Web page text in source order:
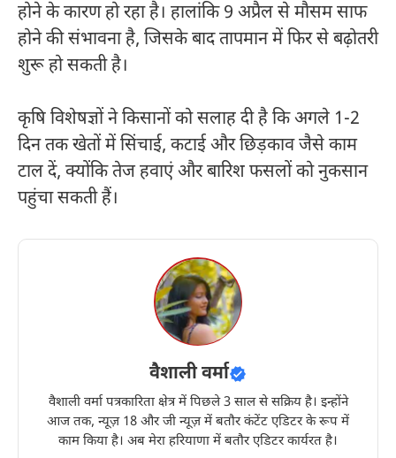
होने के कारण हो रहा है। हालांकि 9 अप्रैल से मौसम साफ
होने की संभावना है, जिसके बाद तापमान में फिर से बढ़ोतरी
शुरू हो सकती है।
कृषि विशेषज्ञों ने किसानों को सलाह दी है कि अगले 1-2
दिन तक खेतों में सिंचाई, कटाई और छिड़काव जैसे काम
टाल दें, क्योंकि तेज हवाएं और बारिश फसलों को नुकसान
पहुंचा सकती हैं।
वैशाली वर्मा
वैशाली वर्मा पत्रकारिता क्षेत्र में पिछले 3 साल से सक्रिय है। इन्होंने
आज तक, न्यूज़ 18 और जी न्यूज़ में बतौर कंटेंट एडिटर के रूप में
काम किया है। अब मेरा हरियाणा में बतौर एडिटर कार्यरत है।